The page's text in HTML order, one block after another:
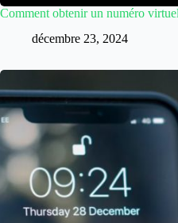
Comment obtenir un numéro
décembre 23, 2024